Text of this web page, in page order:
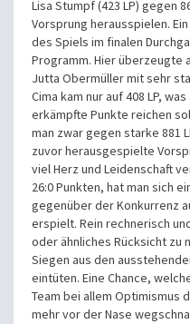
Lisa Stumpf (423 LP) gegen
Vorsprung herausspielen.
des Spiels im finalen
Programm. Hier überzeugte
Jutta Obermüller mit sehr
Cima kam nur auf 408 LP,
erkämpfte Punkte reichen
man zwar gegen starke 881
zuvor herausgespielte
viel Herz und Leidenschaft
26:0 Punkten, hat man sich
gegenüber der Konkurrenz
erspielt. Rein rechnerisch
oder ähnliches Rücksicht zu
Siegen aus den
eintüten. Eine Chance,
Team bei allem Optimismus
mehr vor der Nase